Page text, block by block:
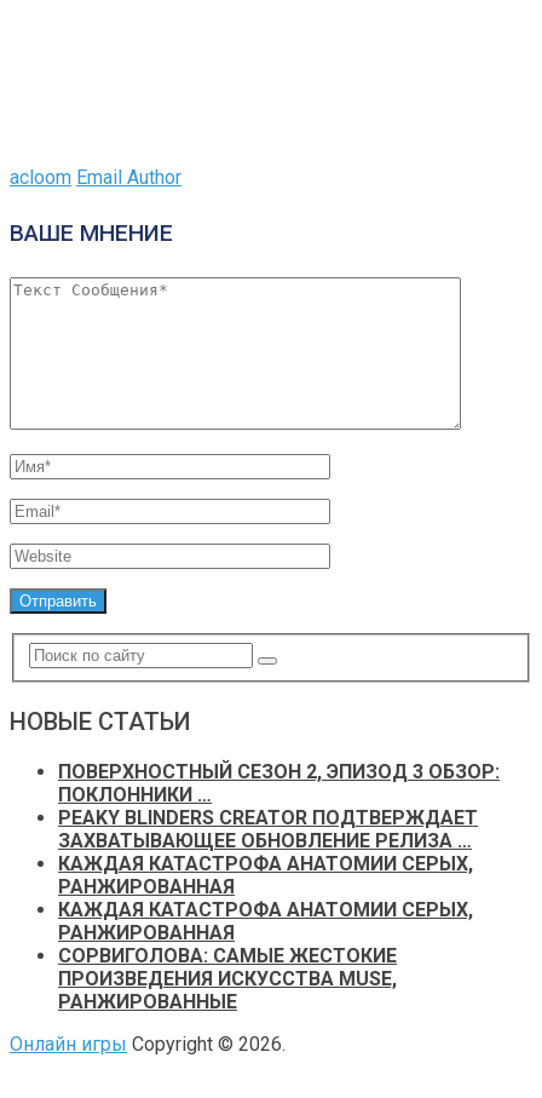
acloom Email Author
ВАШЕ МНЕНИЕ
НОВЫЕ СТАТЬИ
ПОВЕРХНОСТНЫЙ СЕЗОН 2, ЭПИЗОД 3 ОБЗОР:
ПОКЛОННИКИ …
PEAKY BLINDERS CREATOR ПОДТВЕРЖДАЕТ
ЗАХВАТЫВАЮЩЕЕ ОБНОВЛЕНИЕ РЕЛИЗА …
КАЖДАЯ КАТАСТРОФА АНАТОМИИ СЕРЫХ,
РАНЖИРОВАННАЯ
КАЖДАЯ КАТАСТРОФА АНАТОМИИ СЕРЫХ,
РАНЖИРОВАННАЯ
СОРВИГОЛОВА: САМЫЕ ЖЕСТОКИЕ
ПРОИЗВЕДЕНИЯ ИСКУССТВА MUSE,
РАНЖИРОВАННЫЕ
Онлайн игры Copyright © 2026.